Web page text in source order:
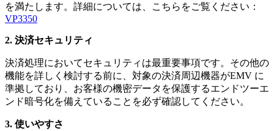
を満たします。詳細については、こちらをご覧ください：
VP3350
2. 決済セキュリティ
決済処理においてセキュリティは最重要事項です。その他の
機能を詳しく検討する前に、対象の決済周辺機器がEMV に
準拠しており、お客様の機密データを保護するエンドツーエ
ンド暗号化を備えていることを必ず確認してください。
3. 使いやすさ